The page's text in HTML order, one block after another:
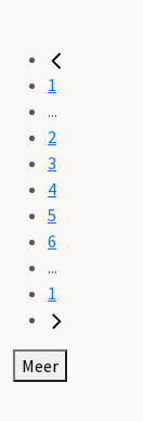
1
...
2
3
4
5
6
...
1
Meer